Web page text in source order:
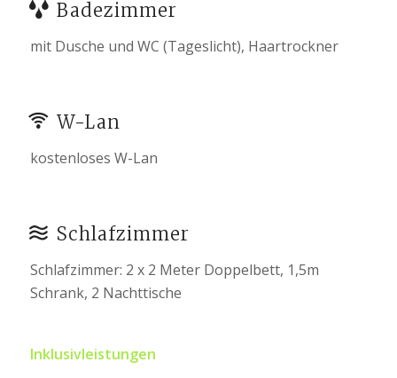
Badezimmer
mit Dusche und WC (Tageslicht), Haartrockner
W-Lan
kostenloses W-Lan
Schlafzimmer
Schlafzimmer: 2 x 2 Meter Doppelbett, 1,5m
Schrank, 2 Nachttische
Inklusivleistungen